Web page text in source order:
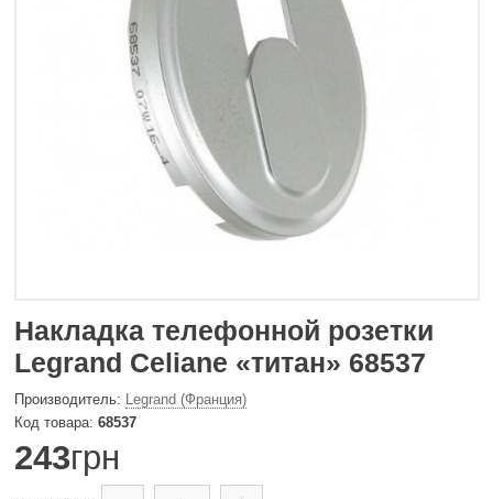
Накладка телефонной розетки
Legrand Celiane «титан» 68537
Legrand (Франция)
68537
243грн